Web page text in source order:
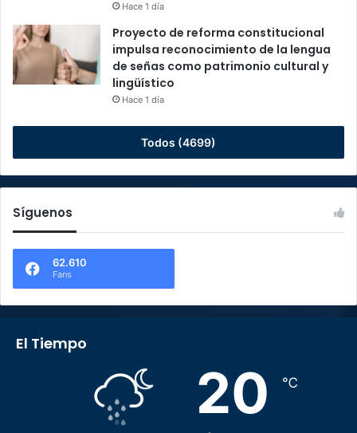
Hace 1 día
Proyecto de reforma constitucional
impulsa reconocimiento de la lengua
de señas como patrimonio cultural y
lingüístico
Hace 1 día
Todos (4699)
Síguenos
62.610
Fans
El Tiempo
20 ℃